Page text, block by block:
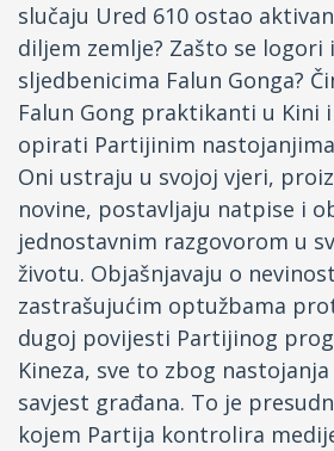
slučaju Ured 610 ostao
diljem zemlje? Zašto se logori
sljedbenicima Falun Gonga?
Falun Gong praktikanti u Kini
opirati Partijinim
Oni ustraju u svojoj vjeri,
novine, postavljaju natpise i
jednostavnim razgovorom u
životu. Objašnjavaju o
zastrašujućim optužbama
dugoj povijesti Partijinog
Kineza, sve to zbog
savjest građana. To je
kojem Partija kontrolira